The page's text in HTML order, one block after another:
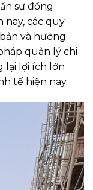
sự đồng
nay, các quy
và hướng
quản lý chi
lại lợi ích lớn
tế hiện nay.